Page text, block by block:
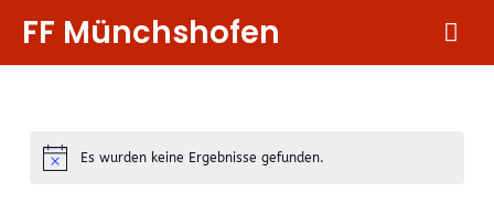
Inhalt
springen
FF Münchshofen
Notice Es wurden keine Ergebnisse gefunden.